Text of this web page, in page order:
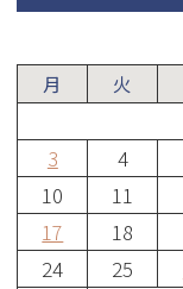
月 火
3
4
10
11
17
18
24
25